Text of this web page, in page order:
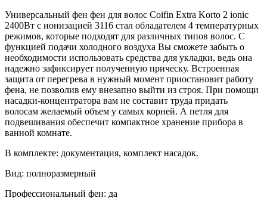
Универсальный фен фен для волос Coifin Extra Korto 2 ionic
2400Вт с ионизацией 3116 стал обладателем 4 температурных
режимов, которые подходят для различных типов волос. С
функцией подачи холодного воздуха Вы сможете забыть о
необходимости использовать средства для укладки, ведь она
надежно зафиксирует полученную прическу. Встроенная
защита от перегрева в нужный момент приостановит работу
фена, не позволив ему внезапно выйти из строя. При помощи
насадки-концентратора вам не составит труда придать
волосам желаемый объем у самых корней. А петля для
подвешивания обеспечит компактное хранение прибора в
ванной комнате.
В комплекте: документация, комплект насадок.
Вид: полноразмерный
Профессиональный фен: да